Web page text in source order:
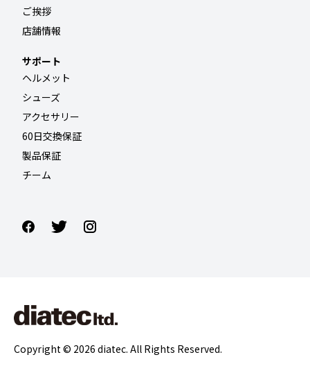
ご挨拶
店舗情報
サポート
ヘルメット
シューズ
アクセサリー
60日交換保証
製品保証
チーム
Copyright © 2026 diatec. All Rights Reserved.